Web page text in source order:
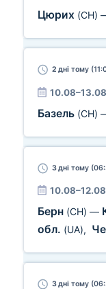
Цюрих (CH)
2 дні тому
10.08–13.08
Базель (CH)
3 дні тому
10.08–12.08
Берн (CH) —
обл. (UA),
3 дні тому